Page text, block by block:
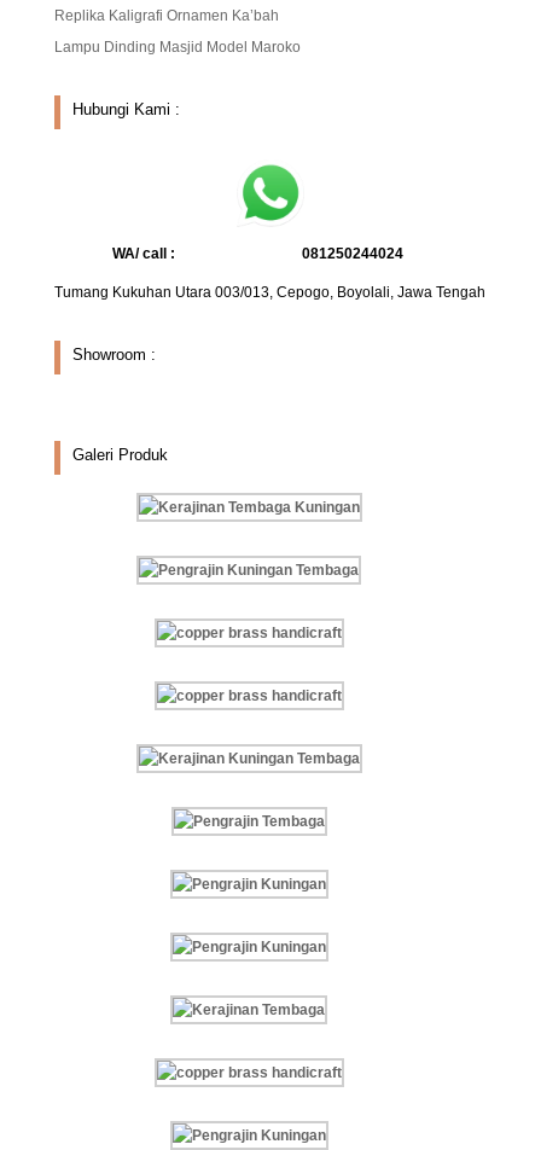
Replika Kaligrafi Ornamen Ka’bah
Lampu Dinding Masjid Model Maroko
Hubungi Kami :
WA/ call : 081250244024
Tumang Kukuhan Utara 003/013, Cepogo, Boyolali, Jawa Tengah
Showroom :
Galeri Produk